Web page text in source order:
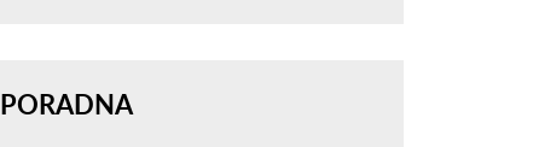
PORADNA